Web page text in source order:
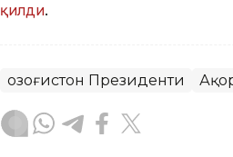
қилди.
Қозоғистон Президенти